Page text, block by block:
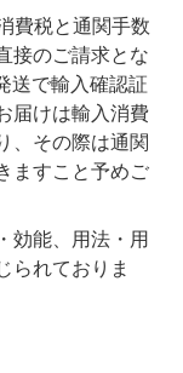
費税と通関手数
接のご請求とな
送で輸入確認証
届けは輸入消費
、その際は通関
ますこと予めご
効能、用法・用
られておりま